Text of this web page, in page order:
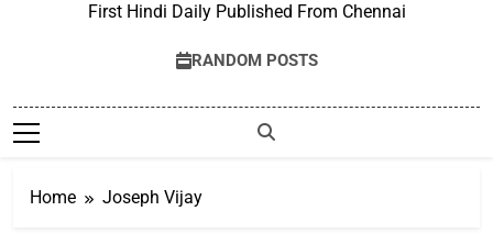
First Hindi Daily Published From Chennai
RANDOM POSTS
Home Joseph Vijay